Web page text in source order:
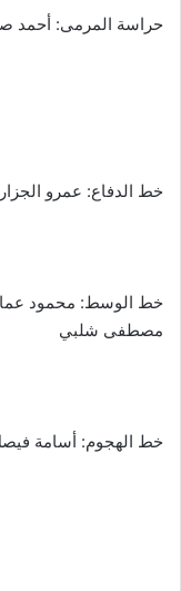
حراسة المرمى: أحمد
خط الدفاع: عمرو
خط الوسط: محمود
مصطفى شلبي
خط الهجوم: أسامة